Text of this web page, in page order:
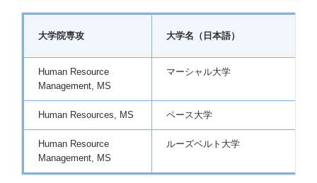
大学院専攻 大学名（日本語）
Human Resource
Management, MS
マーシャル大学
Human Resources, MS ペース大学
Human Resource
Management, MS
ルーズベルト大学